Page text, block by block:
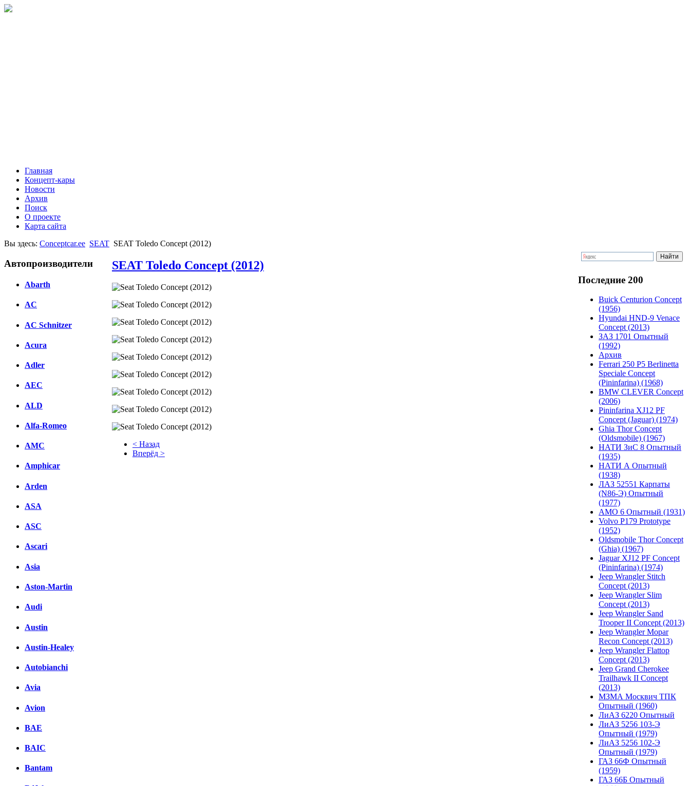
Главная
Концепт-кары
Новости
Архив
Поиск
О проекте
Карта сайта
Вы здесь: Conceptcar.ee SEAT SEAT Toledo Concept (2012)
Автопроизводители
Abarth
AC
AC Schnitzer
Acura
Adler
AEC
ALD
Alfa-Romeo
AMC
Amphicar
Arden
ASA
ASC
Ascari
Asia
Aston-Martin
Audi
Austin
Austin-Healey
Autobianchi
Avia
Avion
BAE
BAIC
Bantam
SEAT Toledo Concept (2012)
< Назад
Вперёд >
Последние 200
Buick Centurion Concept
(1956)
Hyundai HND-9 Venace
Concept (2013)
ЗАЗ 1701 Опытный
(1992)
Архив
Ferrari 250 P5 Berlinetta
Speciale Concept
(Pininfarina) (1968)
BMW CLEVER Concept
(2006)
Pininfarina XJ12 PF
Concept (Jaguar) (1974)
Ghia Thor Concept
(Oldsmobile) (1967)
НАТИ ЗиС 8 Опытный
(1935)
НАТИ А Опытный
(1938)
ЛАЗ 52551 Карпаты
(N86-Э) Опытный
(1977)
АМО 6 Опытный (1931)
Volvo P179 Prototype
(1952)
Oldsmobile Thor Concept
(Ghia) (1967)
Jaguar XJ12 PF Concept
(Pininfarina) (1974)
Jeep Wrangler Stitch
Concept (2013)
Jeep Wrangler Slim
Concept (2013)
Jeep Wrangler Sand
Trooper II Concept (2013)
Jeep Wrangler Mopar
Recon Concept (2013)
Jeep Wrangler Flattop
Concept (2013)
Jeep Grand Cherokee
Trailhawk II Concept
(2013)
МЗМА Москвич ТПК
Опытный (1960)
ЛиАЗ 6220 Опытный
ЛиАЗ 5256 103-Э
Опытный (1979)
ЛиАЗ 5256 102-Э
Опытный (1979)
ГАЗ 66Ф Опытный
(1959)
ГАЗ 66Б Опытный